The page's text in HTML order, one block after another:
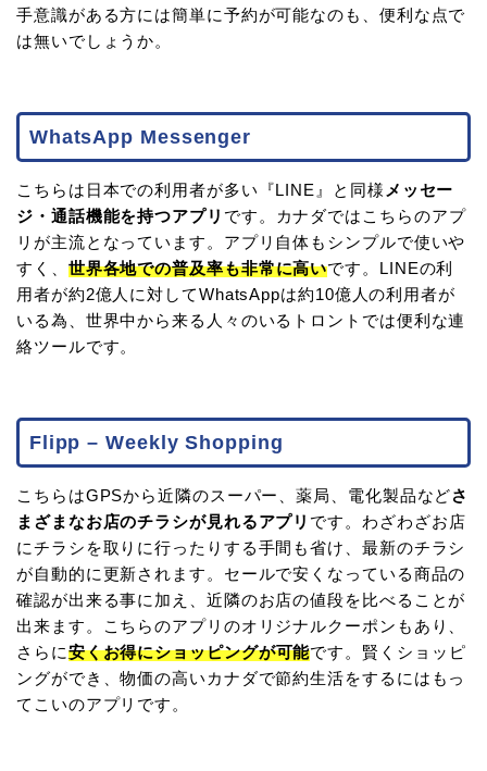
手意識がある方には簡単に予約が可能なのも、便利な点で
は無いでしょうか。
WhatsApp Messenger
こちらは日本での利用者が多い『LINE』と同様 メッセー
ジ・通話機能を持つアプリ です。カナダではこちらのアプ
リが主流となっています。アプリ自体もシンプルで使いや
すく、 世界各地での普及率も非常に高いです。LINEの利
用者が約2億人に対してWhatsAppは約10億人の利用者が
いる為、世界中から来る人々のいるトロントでは便利な連
絡ツールです。
Flipp – Weekly Shopping
こちらはGPSから近隣のスーパー、薬局、電化製品などさ
まざまなお店のチラシが見れるアプリ です。わざわざお店
にチラシを取りに行ったりする手間も省け、最新のチラシ
が自動的に更新されます。セールで安くなっている商品の
確認が出来る事に加え、近隣のお店の値段を比べることが
出来ます。こちらのアプリのオリジナルクーポンもあり、
さらに安くお得にショッピングが可能です。賢くショッピ
ングができ、物価の高いカナダで節約生活をするにはもっ
てこいのアプリです。